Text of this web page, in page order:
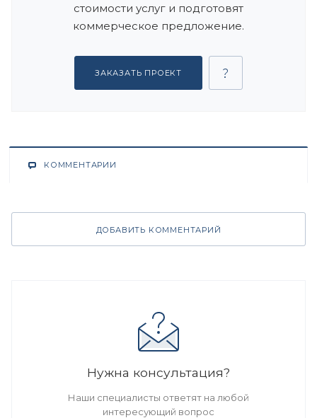
стоимости услуг и подготовят
коммерческое предложение.
ЗАКАЗАТЬ ПРОЕКТ
КОММЕНТАРИИ
ДОБАВИТЬ КОММЕНТАРИЙ
Нужна консультация?
Наши специалисты ответят на любой
интересующий вопрос